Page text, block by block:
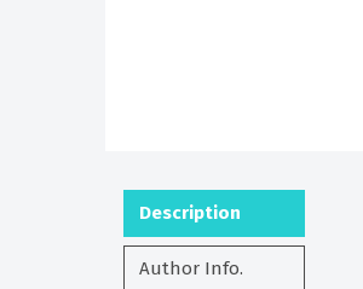
Description
Author Info.